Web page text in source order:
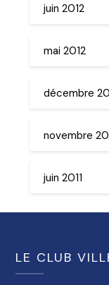
juin 2012
mai 2012
décembre
novembre
juin 2011
LE CLUB